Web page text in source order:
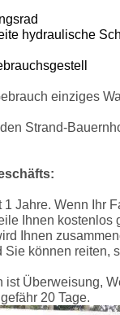
hydraulische
einziges
Strand-
Jahre. Wenn Ihr
Ihnen kostenlos
Ihnen
Sie können reiten,
ist Überweisung,
20 Tage.